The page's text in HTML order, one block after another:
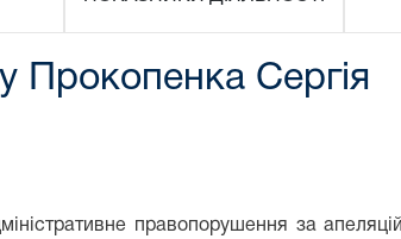
Прокопенка Сергія
правопорушення за